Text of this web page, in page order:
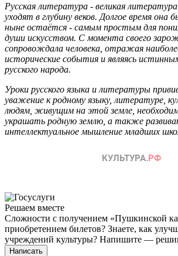
Русская литература - великая
уходят в глубину веков. Долгое время она
ныне остаётся - самым простым для
души искусством. С момента своего
сопровождала человека, отражая
исторические события и являясь
русского народа.
Уроки русского языка и литературы
уважение к родному языку, литературе,
людям, живущим на этой земле,
украшать родную землю, а также
интеллектуальное мышление младших
Решаем вместе
Сложности с получением «Пушкинской
приобретением билетов? Знаете, как
учреждений культуры? Напишите —
Написать